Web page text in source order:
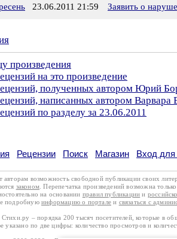
23.06.2011 21:59 Заявить о
произведения
на это произведение
полученных автором Юрий
написанных автором Варвара
по разделу за 23.06.2011
Рецензии Поиск Магазин Вход для
авторам возможность свободной публикации своих
законом . Перепечатка произведений возможна
на основании правил публикации и
подробную информацию о портале и связаться с
Стихи.ру – порядка 200 тысяч посетителей, которые в
указано по две цифры: количество просмотров и